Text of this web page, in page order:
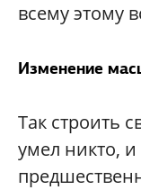
всему этому
Изменение
Так строить
умел никто,